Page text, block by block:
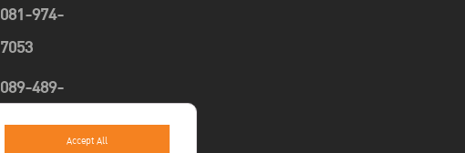
081-974-
7053
089-489-
1635
Accept All